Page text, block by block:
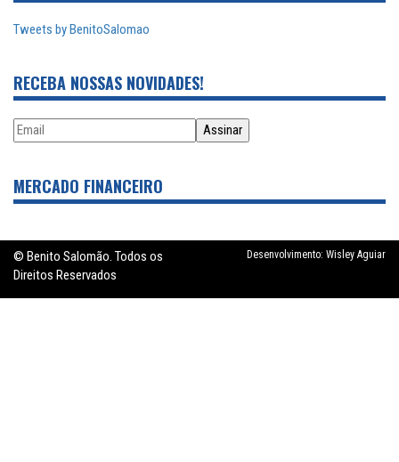
Tweets by BenitoSalomao
RECEBA NOSSAS NOVIDADES!
MERCADO FINANCEIRO
© Benito Salomão. Todos os
Direitos Reservados
Desenvolvimento: Wisley Aguiar